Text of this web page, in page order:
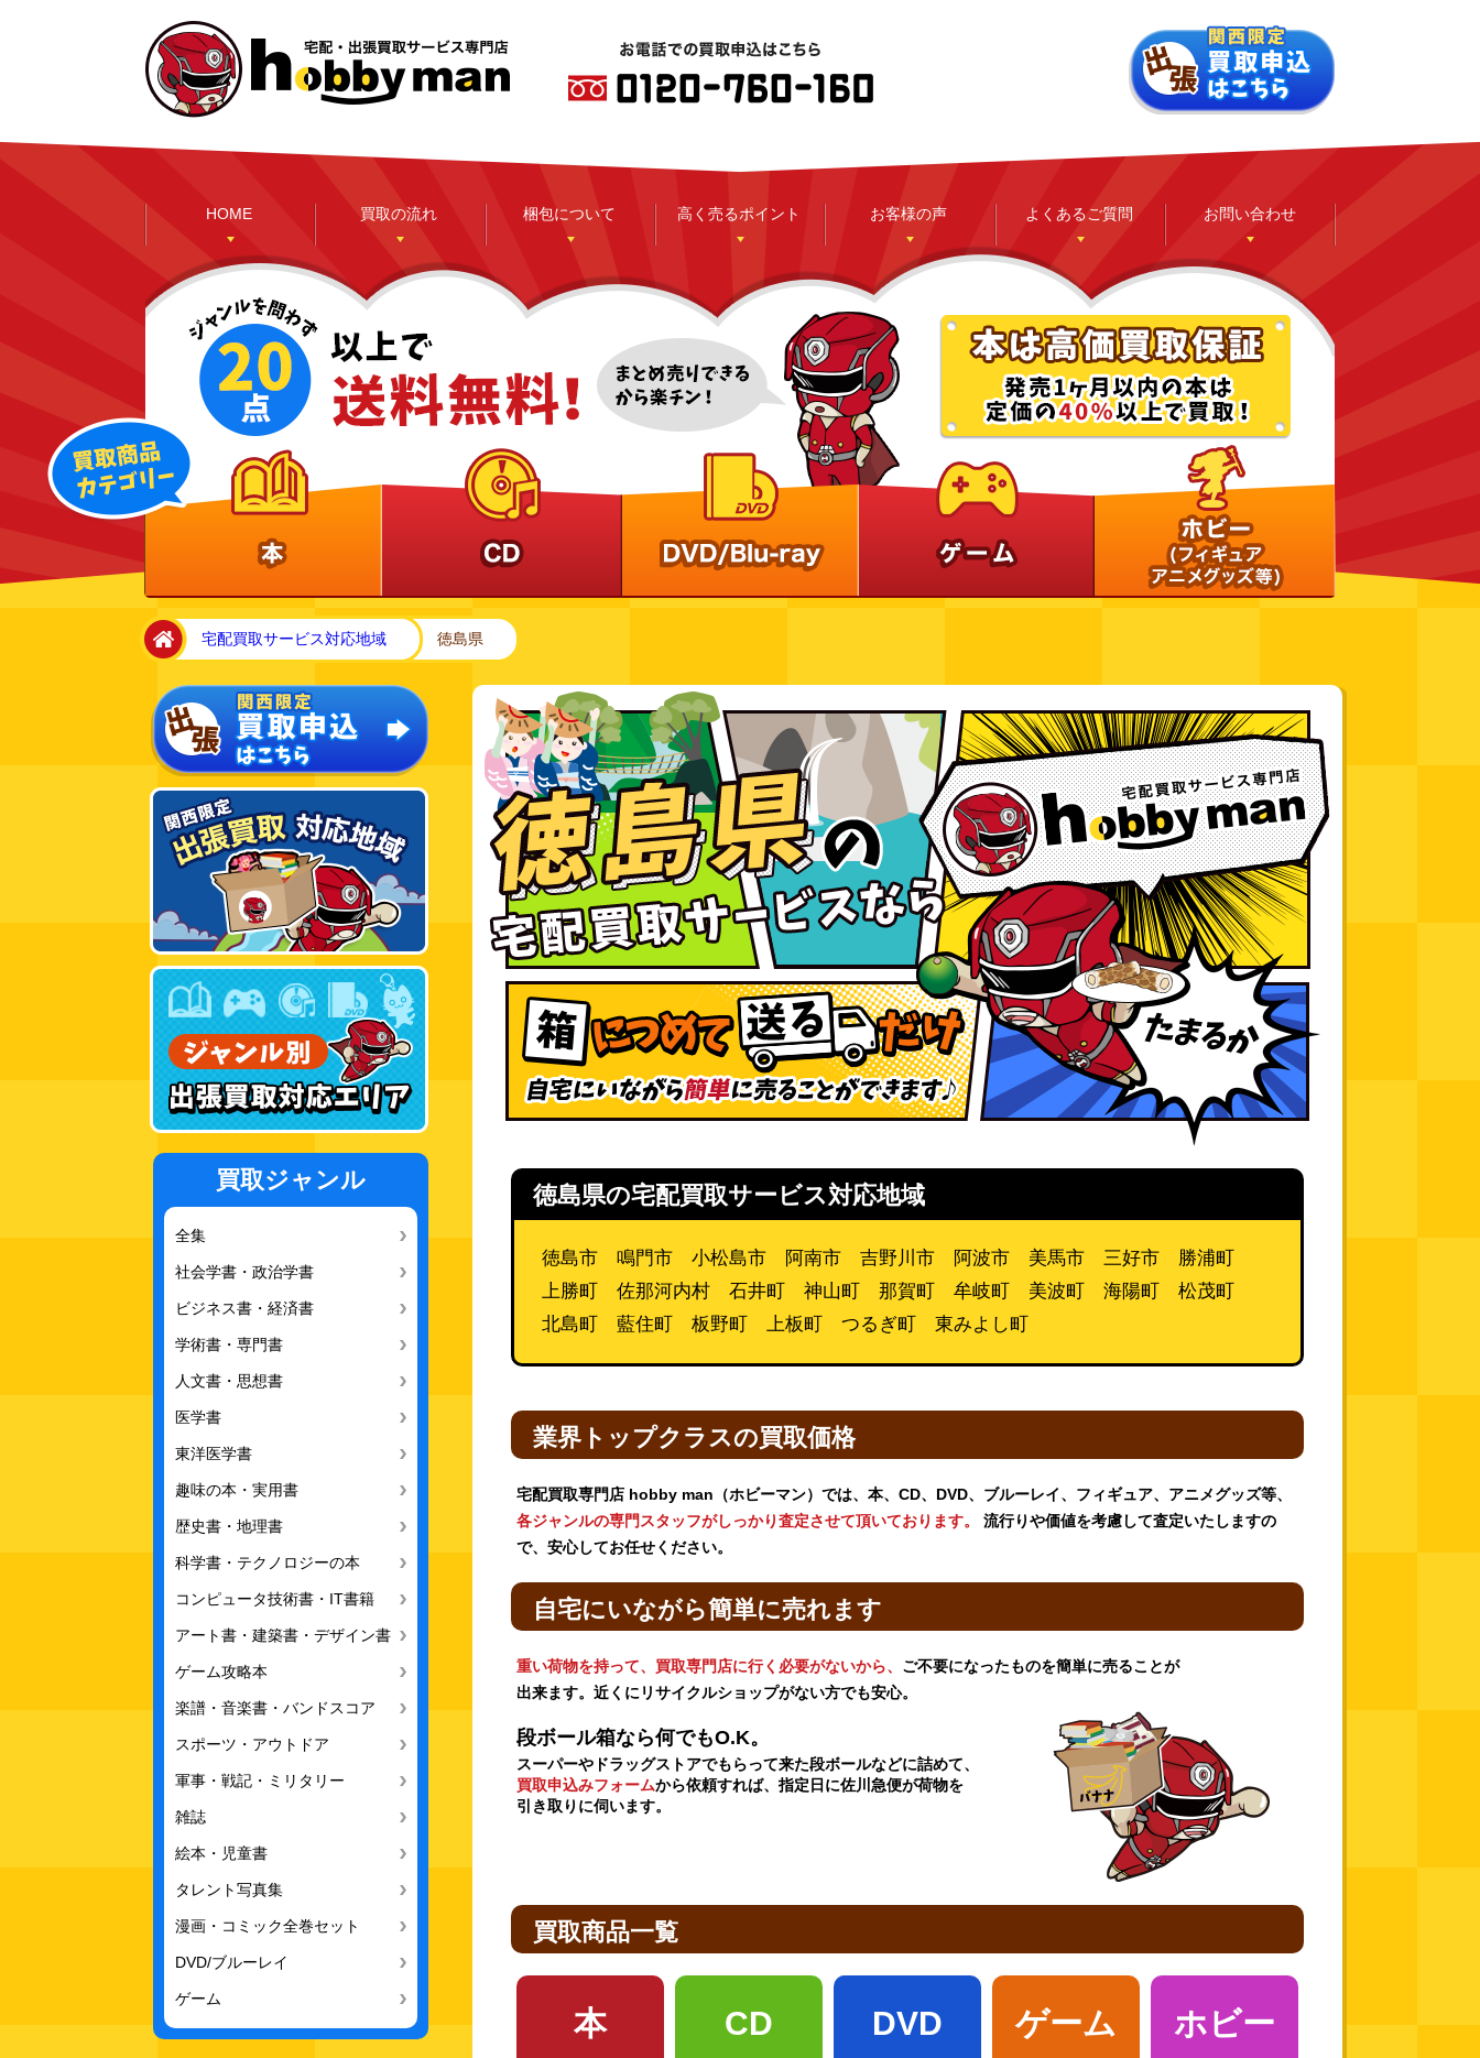
HOME 買取の流れ 梱包について 高く売るポイント お客様の声 よくあるご質問 お問い合わせ
DVD
home宅配買取サービス対応地域 徳島県
買取ジャンル
全集
社会学書・政治学書
ビジネス書・経済書
学術書・専門書
人文書・思想書
医学書
東洋医学書
趣味の本・実用書
歴史書・地理書
科学書・テクノロジーの本
コンピュータ技術書・IT書籍
アート書・建築書・デザイン書
ゲーム攻略本
楽譜・音楽書・バンドスコア
スポーツ・アウトドア
軍事・戦記・ミリタリー
雑誌
絵本・児童書
タレント写真集
漫画・コミック全巻セット
DVD/ブルーレイ
ゲーム
徳島県の宅配買取サービス対応地域
徳島市 鳴門市 小松島市 阿南市 吉野川市 阿波市 美馬市 三好市 勝浦町
上勝町 佐那河内村 石井町 神山町 那賀町 牟岐町 美波町 海陽町 松茂町
北島町 藍住町 板野町 上板町 つるぎ町 東みよし町
業界トップクラスの買取価格
宅配買取専門店 hobby man（ホビーマン）では、本、CD、DVD、ブルーレイ、フィギュア、アニメグッズ等、
各ジャンルの専門スタッフがしっかり査定させて頂いております。
流行りや価値を考慮して査定いたしますの
で、安心してお任せください。
自宅にいながら簡単に売れます
重い荷物を持って、買取専門店に行く必要がないから、 ご不要になったものを簡単に売ることが
出来ます。近くにリサイクルショップがない方でも安心。
段ボール箱なら何でもO.K。
スーパーやドラッグストアでもらって来た段ボールなどに詰めて、
買取申込みフォームから依頼すれば、指定日に佐川急便が荷物を
引き取りに伺います。
買取商品一覧
本 CD DVD ゲーム ホビー